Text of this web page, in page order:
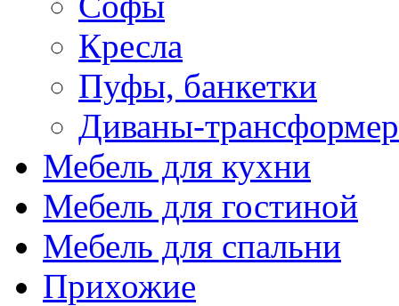
Кресла
Пуфы, банкетки
Диваны-
Мебель для кухни
Мебель для гостиной
Мебель для спальни
Прихожие